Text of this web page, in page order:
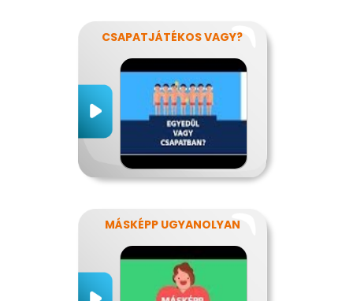
CSAPATJÁTÉKOS VAGY?
MÁSKÉPP UGYANOLYAN